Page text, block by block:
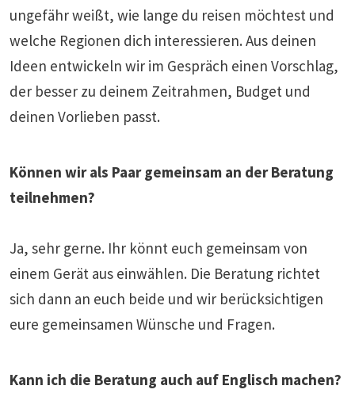
ungefähr weißt, wie lange du reisen möchtest und
welche Regionen dich interessieren. Aus deinen
Ideen entwickeln wir im Gespräch einen Vorschlag,
der besser zu deinem Zeitrahmen, Budget und
deinen Vorlieben passt.
Können wir als Paar gemeinsam an der Beratung
teilnehmen?
Ja, sehr gerne. Ihr könnt euch gemeinsam von
einem Gerät aus einwählen. Die Beratung richtet
sich dann an euch beide und wir berücksichtigen
eure gemeinsamen Wünsche und Fragen.
Kann ich die Beratung auch auf Englisch machen?